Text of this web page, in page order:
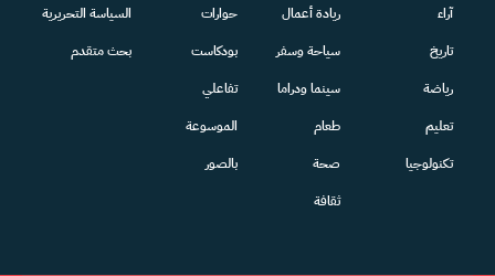
آراء
تاريخ
رياضة
تعليم
تكنولوجيا
ريادة أعمال
سياحة وسفر
سينما ودراما
طعام
صحة
ثقافة
حوارات
بودكاست
تفاعلي
الموسوعة
بالصور
السياسة التحريرية
بحث متقدم